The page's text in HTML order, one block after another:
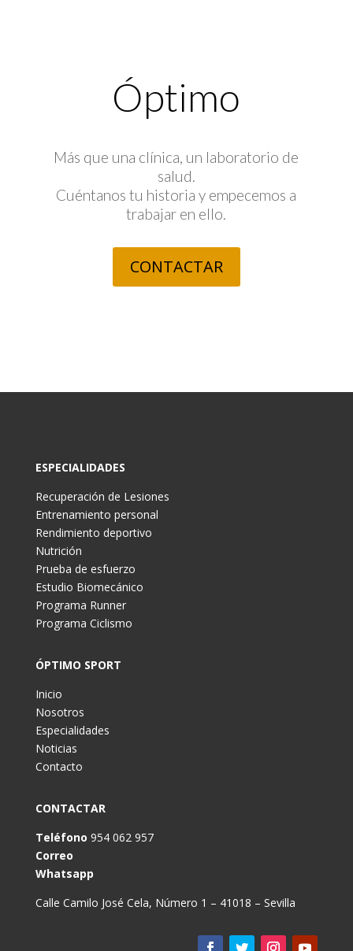
Óptimo
Más que una clínica, un laboratorio de
salud.
Cuéntanos tu historia y empecemos a
trabajar en ello.
CONTACTAR
ESPECIALIDADES
Recuperación de Lesiones
Entrenamiento personal
Rendimiento deportivo
Nutrición
Prueba de esfuerzo
Estudio Biomecánico
Programa Runner
Programa Ciclismo
ÓPTIMO SPORT
Inicio
Nosotros
Especialidades
Noticias
Contacto
CONTACTAR
Teléfono 954 062 957
Correo
Whatsapp
Calle Camilo José Cela, Número 1 – 41018 – Sevilla